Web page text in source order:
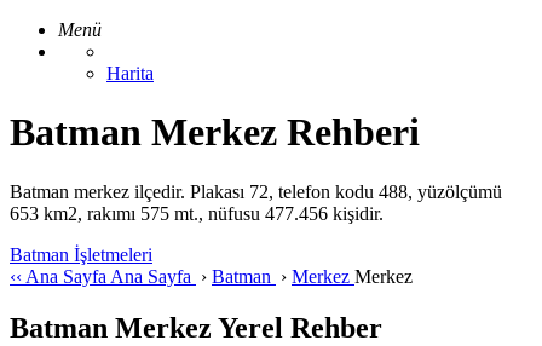
Menü
Harita
Batman Merkez Rehberi
Batman merkez ilçedir. Plakası 72, telefon kodu 488, yüzölçümü
653 km2, rakımı 575 mt., nüfusu 477.456 kişidir.
Batman İşletmeleri
‹‹ Ana Sayfa Ana Sayfa › Batman › Merkez Merkez
Batman Merkez Yerel Rehber